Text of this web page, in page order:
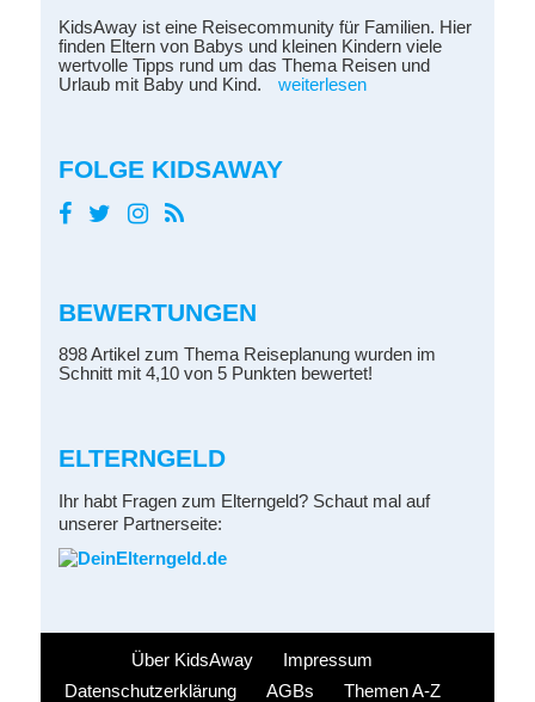
KidsAway ist eine Reisecommunity für Familien. Hier
finden Eltern von Babys und kleinen Kindern viele
wertvolle Tipps rund um das Thema Reisen und
Urlaub mit Baby und Kind.
weiterlesen
FOLGE KIDSAWAY
BEWERTUNGEN
898 Artikel zum Thema Reiseplanung wurden im
Schnitt mit 4,10 von 5 Punkten bewertet!
ELTERNGELD
Ihr habt Fragen zum Elterngeld? Schaut mal auf
unserer Partnerseite:
Über KidsAway
Impressum
Datenschutzerklärung
AGBs Themen A-Z